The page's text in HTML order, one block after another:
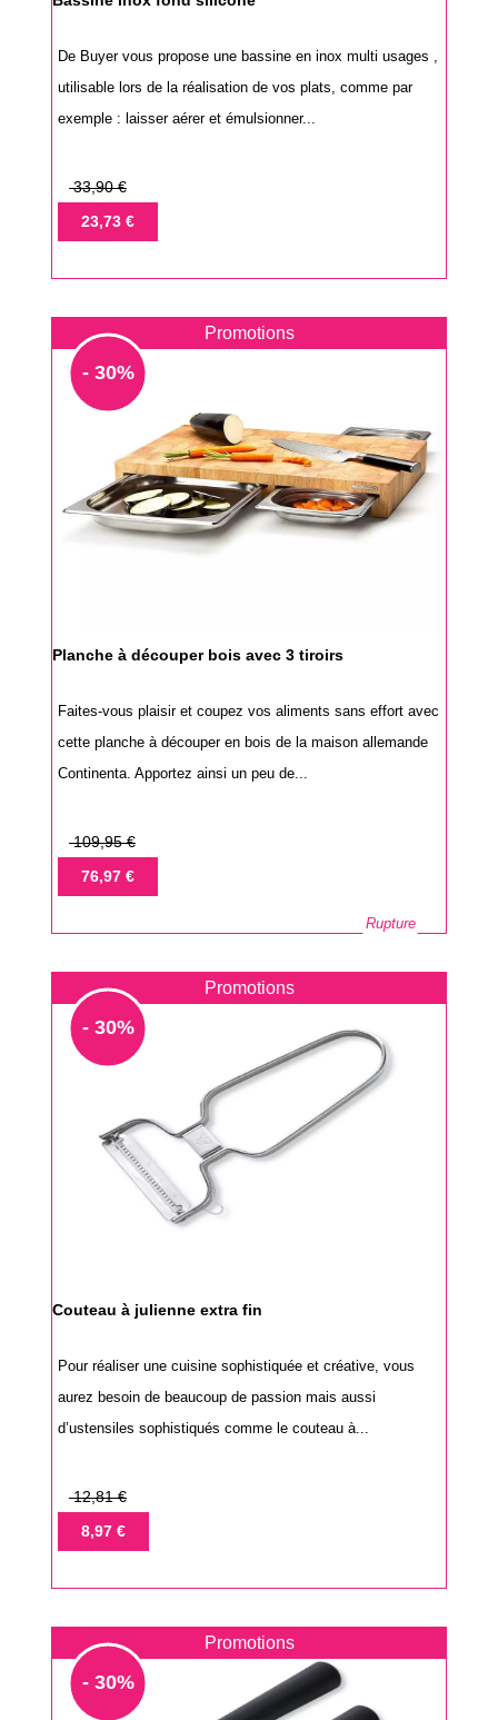
De Buyer vous propose une bassine en inox multi usages ,
utilisable lors de la réalisation de vos plats, comme par
exemple : laisser aérer et émulsionner...
Prix
33,90 €
Prix23,73 €
Promotions
- 30%
Planche à découper bois avec 3 tiroirs
Faites-vous plaisir et coupez vos aliments sans effort avec
cette planche à découper en bois de la maison allemande
Continenta. Apportez ainsi un peu de...
Prix
109,95 €
Prix76,97 €
Rupture
Promotions
- 30%
Couteau à julienne extra fin
Pour réaliser une cuisine sophistiquée et créative, vous
aurez besoin de beaucoup de passion mais aussi
d’ustensiles sophistiqués comme le couteau à...
Prix
12,81 €
Prix8,97 €
Promotions
- 30%